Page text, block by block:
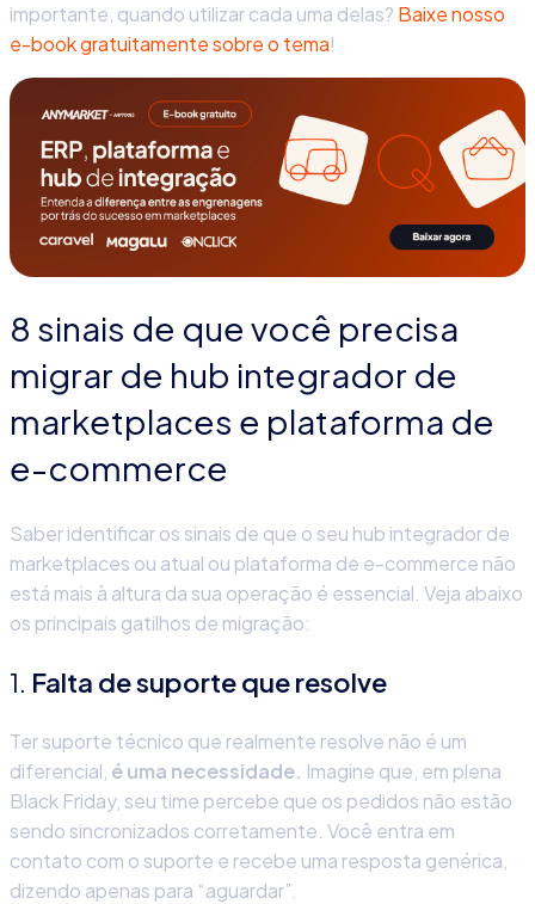
importante, quando utilizar cada uma delas? Baixe nosso
e-book gratuitamente sobre o tema!
8 sinais de que você precisa
migrar de hub integrador de
marketplaces e plataforma de
e-commerce
Saber identificar os sinais de que o seu hub integrador de
marketplaces ou atual ou plataforma de e-commerce não
está mais à altura da sua operação é essencial. Veja abaixo
os principais gatilhos de migração:
1. Falta de suporte que resolve
Ter suporte técnico que realmente resolve não é um
diferencial, é uma necessidade. Imagine que, em plena
Black Friday, seu time percebe que os pedidos não estão
sendo sincronizados corretamente. Você entra em
contato com o suporte e recebe uma resposta genérica,
dizendo apenas para “aguardar”.